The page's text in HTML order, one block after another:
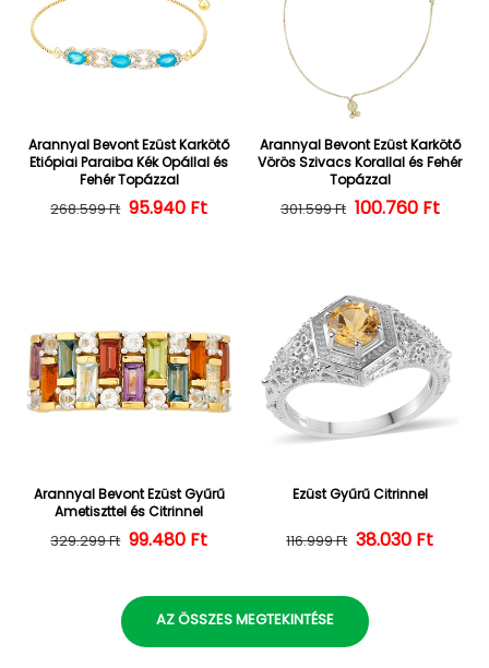
Arannyal Bevont Ezüst Karkötő
Etiópiai Paraiba Kék Opállal és
Fehér Topázzal
Normál ár
268.599 Ft Kedvezményes ár
95.940 Ft
Arannyal Bevont Ezüst Karkötő
Vörös Szivacs Korallal és Fehér
Topázzal
Normál ár
301.599 Ft 100.760 Ft
Arannyal Bevont Ezüst Gyűrű
Ametiszttel és Citrinnel
Normál ár
329.299 Ft Kedvezményes ár
99.480 Ft
Ezüst Gyűrű Citrinnel
Normál ár
116.999 Ft 38.030 Ft
AZ ÖSSZES MEGTEKINTÉSE